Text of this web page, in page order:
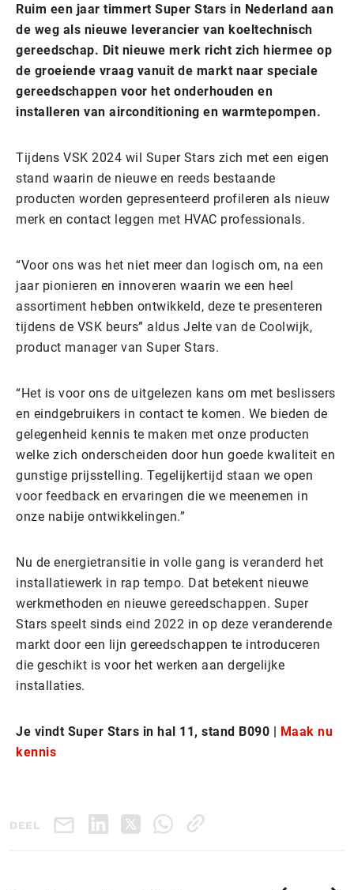
Ruim een jaar timmert Super Stars in Nederland aan
de weg als nieuwe leverancier van koeltechnisch
gereedschap. Dit nieuwe merk richt zich hiermee op
de groeiende vraag vanuit de markt naar speciale
gereedschappen voor het onderhouden en
installeren van airconditioning en warmtepompen.
Tijdens VSK 2024 wil Super Stars zich met een eigen
stand waarin de nieuwe en reeds bestaande
producten worden gepresenteerd profileren als nieuw
merk en contact leggen met HVAC professionals.
“Voor ons was het niet meer dan logisch om, na een
jaar pionieren en innoveren waarin we een heel
assortiment hebben ontwikkeld, deze te presenteren
tijdens de VSK beurs” aldus Jelte van de Coolwijk,
product manager van Super Stars.
“Het is voor ons de uitgelezen kans om met beslissers
en eindgebruikers in contact te komen. We bieden de
gelegenheid kennis te maken met onze producten
welke zich onderscheiden door hun goede kwaliteit en
gunstige prijsstelling. Tegelijkertijd staan we open
voor feedback en ervaringen die we meenemen in
onze nabije ontwikkelingen.”
Nu de energietransitie in volle gang is veranderd het
installatiewerk in rap tempo. Dat betekent nieuwe
werkmethoden en nieuwe gereedschappen. Super
Stars speelt sinds eind 2022 in op deze veranderende
markt door een lijn gereedschappen te introduceren
die geschikt is voor het werken aan dergelijke
installaties.
Je vindt Super Stars in hal 11, stand B090 | Maak nu
kennis
DEEL